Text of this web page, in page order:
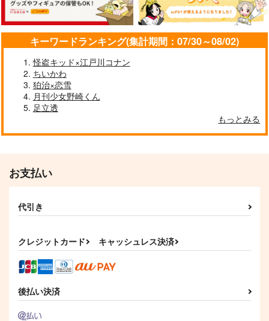
サンプル
作品詳細
サンプル
作品詳細
サンプル
作品詳細
ブック
1,257 円（税込）
花椿ひかる
サンプル
作品詳細
七ツ森実×主人公
キーワードランキング(集計期間：07/30～08/02)
怪盗キッド×江戸川コナン
ちいかわ
狛治×恋雪
月刊少女野崎くん
足立透
もっとみる
お支払い
代引き
クレジットカード キャッシュレス決済
後払い決済